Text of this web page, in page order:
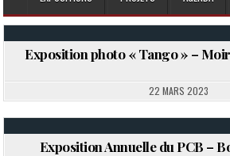
Posted in
Exposition photo « Tango » –
22 MARS 2023
Exposition Annuelle du PCB –